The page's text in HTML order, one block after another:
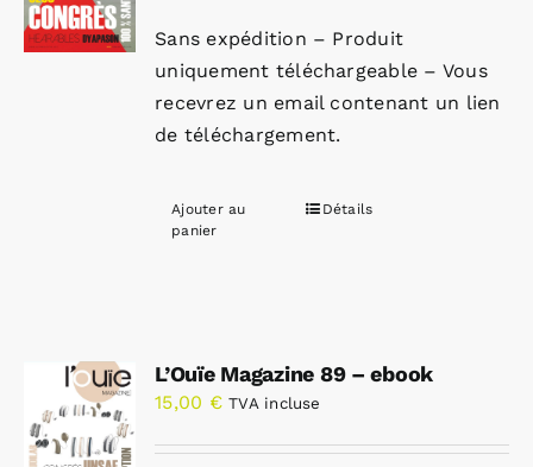
Sans expédition – Produit
uniquement téléchargeable – Vous
recevrez un email contenant un lien
de téléchargement.
Ajouter au
panier
Détails
L’Ouïe Magazine 89 – ebook
15,00 € TVA incluse